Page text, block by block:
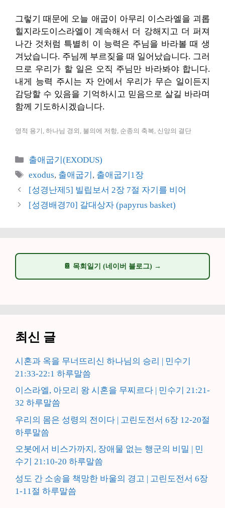
그렇기 때문에 오늘 애굽이 아무리 이스라엘을 괴롭
힐지라도이스라엘이 계속해서 더 강해지고 더 퍼져
나간 것처럼 특별히 이 능력은 주님을 바라볼 때 생
겨났습니다. 주님께 부르짖을 때 일어났습니다. 그러
므로 우리가 할 일은 오직 주님만 바라봐야 합니다.
내게 능력 주시는 자 안에서 우리가 무슨 일이든지
감당할 수 있음을 기억하시고 믿음으로 살길 바라며
함께 기도하시겠습니다.
영적 용기, 하나님 경외, 불의에 저항, 순종의 축복, 신앙의 결단
카
리
출애굽기(EXODUS)
태
그
exodus, 출애굽기 , 출애굽기1장
[성경난제5] 빌립보서 2장 7절 자기를 비어
[성경배경70] 갈대상자 (papyrus basket)
📔 목회일기 (네이버 블로그) →
최신 글
시혼과 옥을 무너뜨리신 하나님의 승리 | 민수기
21:33-22:1 하루말씀
이스라엘, 아모리 왕 시혼을 무찌르다 | 민수기 21:21-
32 하루말씀
우리의 몸은 성령의 전이다 | 고린도전서 6장 12-20절
하루말씀
오봇에서 비스가까지, 장애물 없는 행군의 비밀 | 민
수기 21:10-20 하루말씀
성도 간 소송을 책망한 바울의 경고 | 고린도전서 6장
1-11절 하루말씀